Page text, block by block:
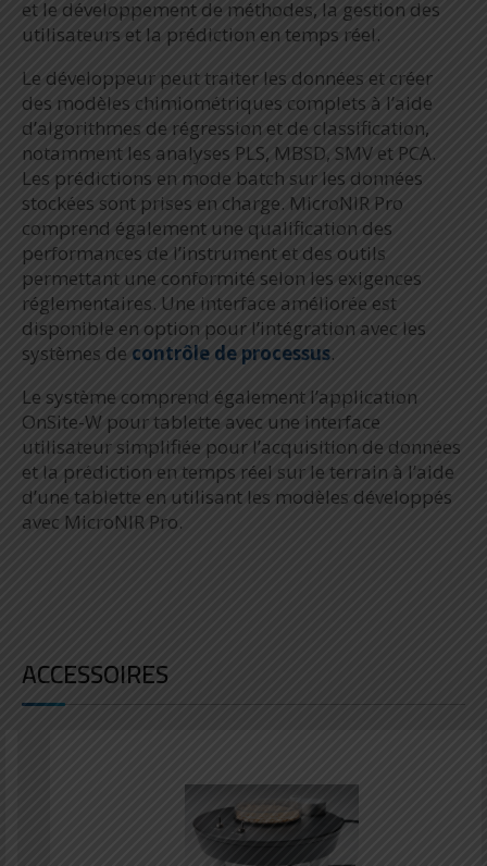
et le développement de méthodes, la gestion des
utilisateurs et la prédiction en temps réel.
Le développeur peut traiter les données et créer
des modèles chimiométriques complets à l’aide
d’algorithmes de régression et de classification,
notamment les analyses PLS, MBSD, SMV et PCA.
Les prédictions en mode batch sur les données
stockées sont prises en charge. MicroNIR Pro
comprend également une qualification des
performances de l’instrument et des outils
permettant une conformité selon les exigences
réglementaires. Une interface améliorée est
disponible en option pour l’intégration avec les
systèmes de contrôle de processus.
Le système comprend également l’application
OnSite-W pour tablette avec une interface
utilisateur simplifiée pour l’acquisition de données
et la prédiction en temps réel sur le terrain à l’aide
d’une tablette en utilisant les modèles développés
avec MicroNIR Pro.
ACCESSOIRES